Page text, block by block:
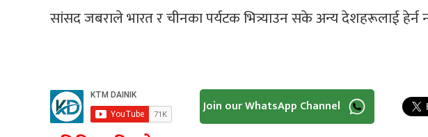
सांसद जबराले भारत र चीनका पर्यटक भित्र्याउन सके अन्य देशहरूलाई हेर्न
Join our WhatsApp Channel